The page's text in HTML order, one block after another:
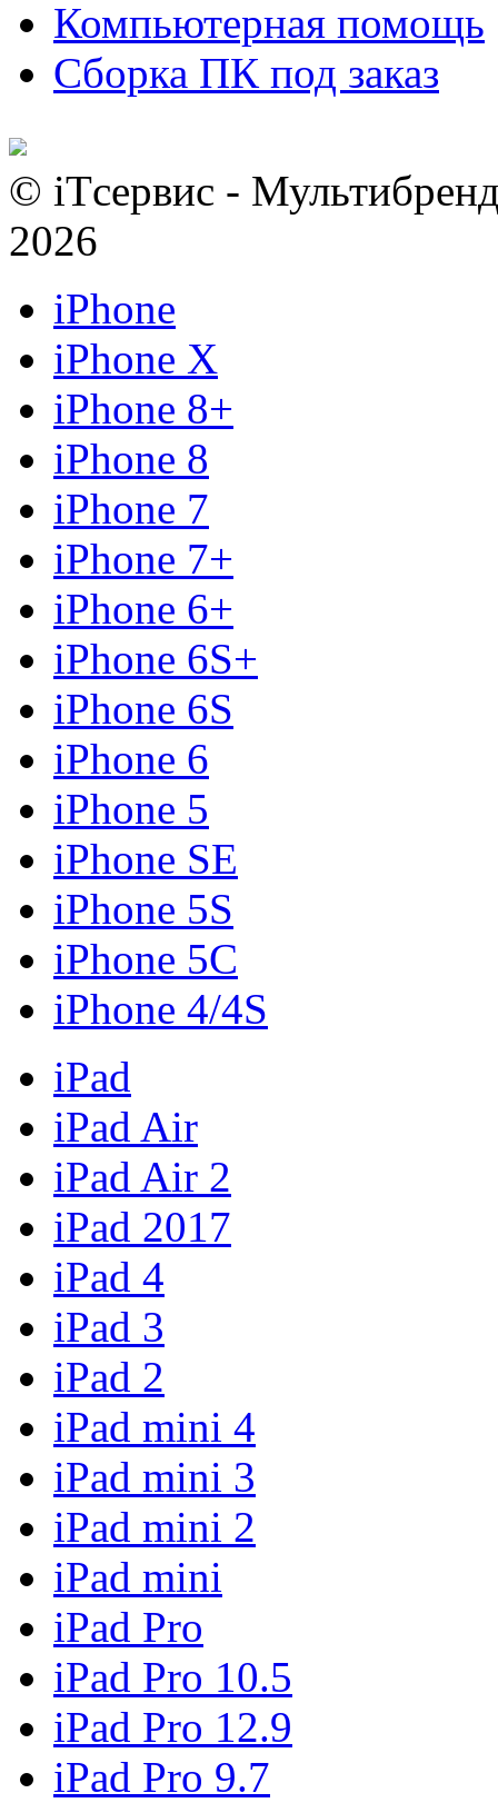
Компьютерная помощь
Сборка ПК под заказ
© iTсервис -
2026
iPhone
iPhone X
iPhone 8+
iPhone 8
iPhone 7
iPhone 7+
iPhone 6+
iPhone 6S+
iPhone 6S
iPhone 6
iPhone 5
iPhone SE
iPhone 5S
iPhone 5C
iPhone 4/4S
iPad
iPad Air
iPad Air 2
iPad 2017
iPad 4
iPad 3
iPad 2
iPad mini 4
iPad mini 3
iPad mini 2
iPad mini
iPad Pro
iPad Pro 10.5
iPad Pro 12.9
iPad Pro 9.7